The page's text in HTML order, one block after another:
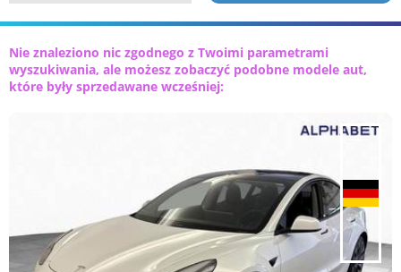
Nie znaleziono nic zgodnego z Twoimi parametrami
wyszukiwania, ale możesz zobaczyć podobne modele aut,
które były sprzedawane wcześniej: